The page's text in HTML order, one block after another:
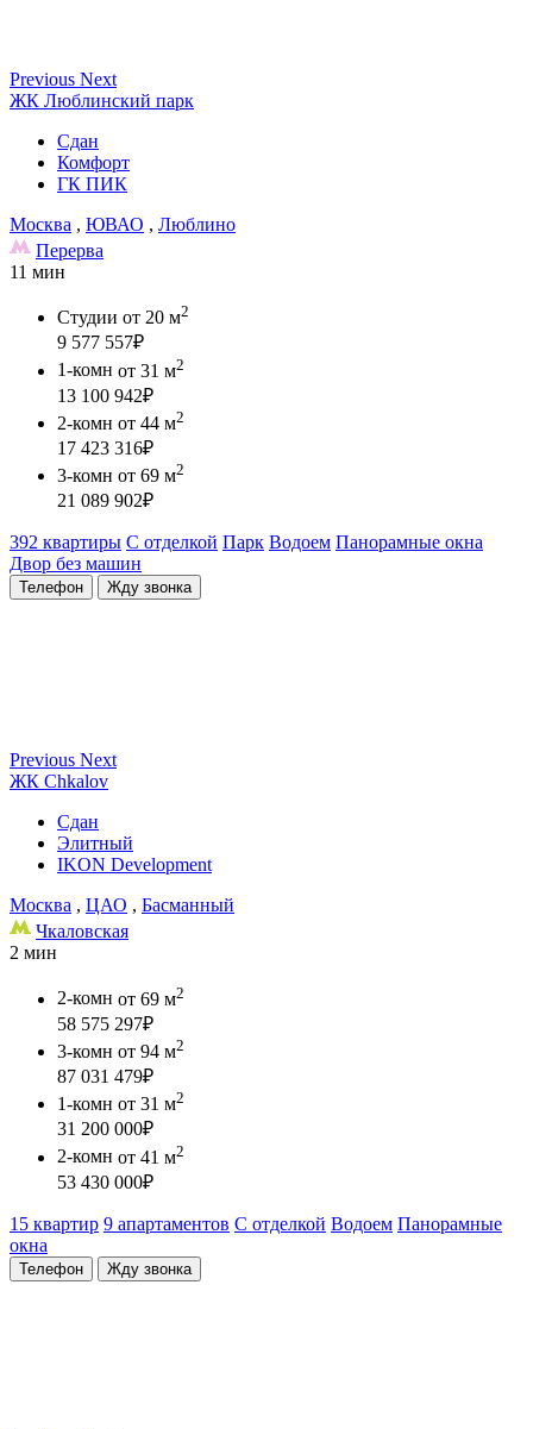
Previous Next
ЖК Люблинский парк
Сдан
Комфорт
ГК ПИК
Москва , ЮВАО , Люблино
Перерва
11 мин
Студии от 20 м2
9 577 557₽
1-комн от 31 м2
13 100 942₽
2-комн от 44 м2
17 423 316₽
3-комн от 69 м2
21 089 902₽
392 квартиры С отделкой Парк Водоем Панорамные окна
Двор без машин
Телефон Жду звонка
Previous Next
ЖК Сhkalov
Сдан
Элитный
IKON Development
Москва , ЦАО , Басманный
Чкаловская
2 мин
2-комн от 69 м2
58 575 297₽
3-комн от 94 м2
87 031 479₽
1-комн от 31 м2
31 200 000₽
2-комн от 41 м2
53 430 000₽
15 квартир 9 апартаментов С отделкой Водоем Панорамные
окна
Телефон Жду звонка